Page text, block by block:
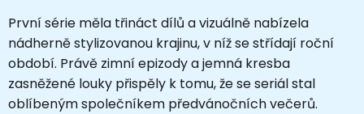
První série měla třináct dílů a vizuálně nabízela
nádherně stylizovanou krajinu, v níž se střídají roční
období. Právě zimní epizody a jemná kresba
zasněžené louky přispěly k tomu, že se seriál stal
oblíbeným společníkem předvánočních večerů.